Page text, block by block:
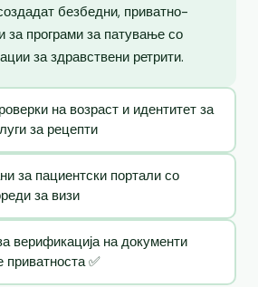
безбедни, приватно-
за програми за патување со
за здравствени ретрити.
на возраст и идентитет за
за рецепти
за пациентски портали со
за визи
верификација на документи
приватноста ✅